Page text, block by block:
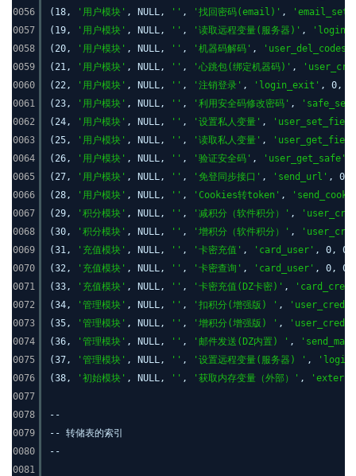
0056
0057
0058
0059
0060
0061
0062
0063
0064
0065
0066
0067
0068
0069
0070
0071
0072
0073
0074
0075
0076
0077
0078
0079
0080
0081
(18,
'用户模块' , NULL, '' , '找回密码(email)' ,
(19,
'用户模块' , NULL, '' , '读取远程变量(服务器)' ,
(20,
'用户模块' , NULL, '' , '机器码解码' , 'user_del_codes'
(21,
'用户模块' , NULL, '' , '心跳包(绑定机器码)' ,
(22,
'用户模块' , NULL, '' , '注销登录' , 'login_exit' , 0,
(23,
'用户模块' , NULL, '' , '利用安全码修改密码' ,
(24,
'用户模块' , NULL, '' , '设置私人变量' ,
(25,
'用户模块' , NULL, '' , '读取私人变量' ,
(26,
'用户模块' , NULL, '' , '验证安全码' , 'user_get_safe'
(27,
'用户模块' , NULL, '' , '免登同步接口' , 'send_url' , 0,
(28,
'用户模块' , NULL, '' , 'Cookies转token' ,
(29,
'积分模块' , NULL, '' , '减积分（软件积分）' ,
(30,
'积分模块' , NULL, '' , '增积分（软件积分）' ,
(31,
'充值模块' , NULL, '' , '卡密充值' , 'card_user' , 0, 0,
(32,
'充值模块' , NULL, '' , '卡密查询' , 'card_user' , 0, 0,
(33,
'充值模块' , NULL, '' , '卡密充值(DZ卡密)' ,
(34,
'管理模块' , NULL, '' , '扣积分(增强版) ' ,
(35,
'管理模块' , NULL, '' , '增积分(增强版) ' ,
(36,
'管理模块' , NULL, '' , '邮件发送(DZ内置) ' ,
(37,
'管理模块' , NULL, '' , '设置远程变量(服务器) ' ,
(38,
'初始模块' , NULL, '' , '获取内存变量（外部）' ,
--
-- 转储表的索引
--